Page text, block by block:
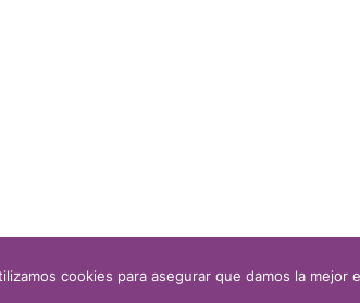
cookies para asegurar que damos la